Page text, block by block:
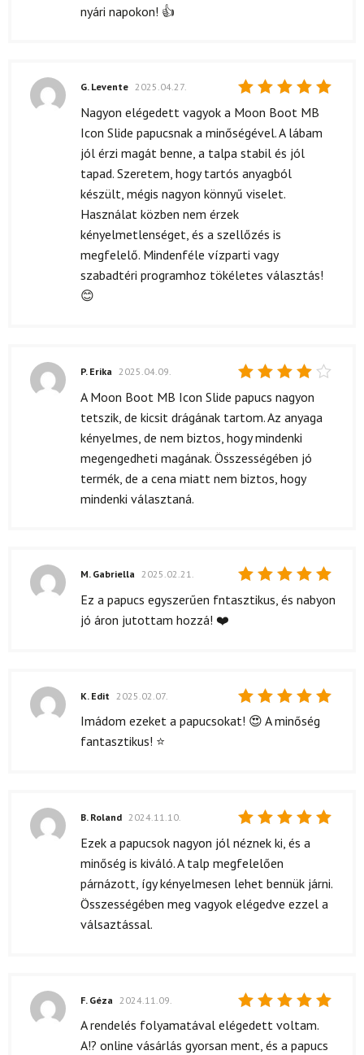
nyári napokon! 👍
Értékelés:
G. Levente 2025.04.27.
Nagyon elégedett vagyok a Moon Boot MB
Icon Slide papucsnak a minőségével. A lábam
jól érzi magát benne, a talpa stabil és jól
tapad. Szeretem, hogy tartós anyagból
készült, mégis nagyon könnyű viselet.
Használat közben nem érzek
kényelmetlenséget, és a szellőzés is
megfelelő. Mindenféle vízparti vagy
szabadtéri programhoz tökéletes választás!
😊
Értékelés:
4
P. Erika 2025.04.09.
A Moon Boot MB Icon Slide papucs nagyon
tetszik, de kicsit drágának tartom. Az anyaga
kényelmes, de nem biztos, hogy mindenki
megengedheti magának. Összességében jó
termék, de a cena miatt nem biztos, hogy
mindenki választaná.
Értékelés:
/ 5
M. Gabriella 2025.02.21.
Ez a papucs egyszerűen fntasztikus, és nabyon
jó áron jutottam hozzá! ❤️
Értékelés:
/ 5
K. Edit 2025.02.07.
Imádom ezeket a papucsokat! 😍 A minőség
fantasztikus! ⭐
Értékelés:
/ 5
B. Roland 2024.11.10.
Ezek a papucsok nagyon jól néznek ki, és a
minőség is kiváló. A talp megfelelően
párnázott, így kényelmesen lehet bennük járni.
Összességében meg vagyok elégedve ezzel a
válsaztással.
Értékelés:
5
F. Géza 2024.11.09.
A rendelés folyamatával elégedett voltam.
A!? online vásárlás gyorsan ment, és a papucs